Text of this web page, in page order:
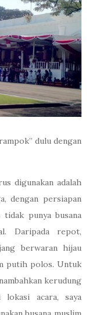
dulu dengan
digunakan adalah
dengan persiapan
punya busana
Daripada repot,
berwaran hijau
putih polos. Untuk
kerudung
acara, saya